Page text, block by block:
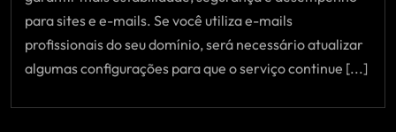
para sites e e-mails. Se você utiliza e-mails
profissionais do seu domínio, será necessário atualizar
algumas configurações para que o serviço continue [...]